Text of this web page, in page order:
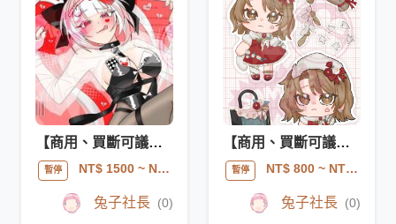
【商用、買斷可議】仿曲繪橫插
暫停 NT$ 1500~ NT$ 3000
兔子社長 (0)
【商用、買斷可議】貼紙包
暫停 NT$ 800~ NT$ 3000
兔子社長 (0)